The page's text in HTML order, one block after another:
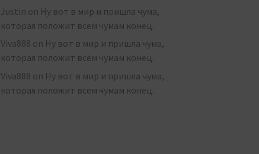
Justin on Ну вот в мир и пришла чума,
которая положит всем чумам конец.
Viva888 on Ну вот в мир и пришла чума,
которая положит всем чумам конец.
Viva888 on Ну вот в мир и пришла чума,
которая положит всем чумам конец.